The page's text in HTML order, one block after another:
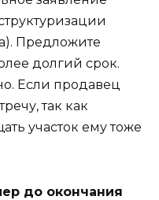
Предложите
долгий срок.
Если продавец
так как
участок ему тоже
до окончания